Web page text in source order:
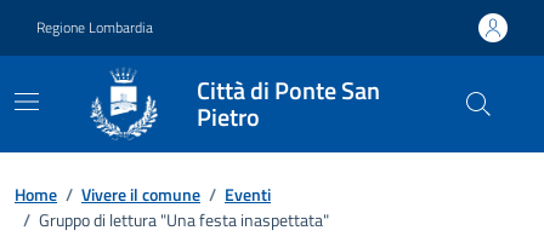
Regione Lombardia
Città di Ponte San
Pietro
Home / Vivere il comune / Eventi
/ Gruppo di lettura "Una festa inaspettata"